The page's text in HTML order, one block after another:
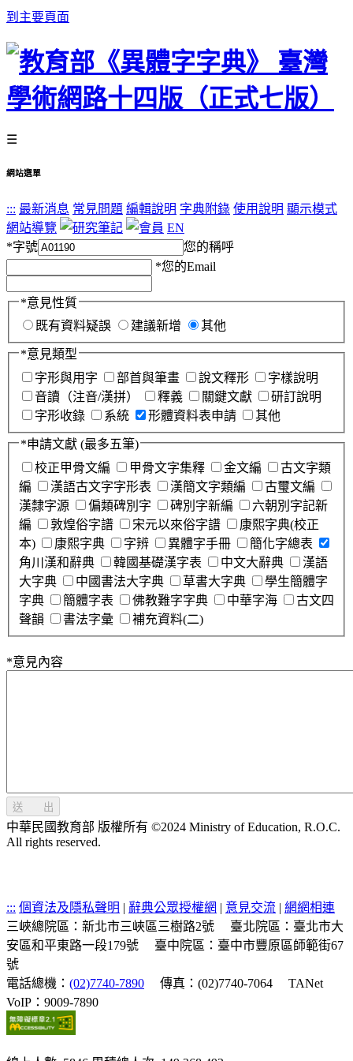
到主要頁面
☰
網站選單
::: 最新消息 常見問題 編輯說明 字典附錄 使用說明 顯示模式
網站導覽
EN
*字號
您的稱呼
*您的Email
*意見性質
既有資料疑誤
建議新增 其他
*意見類型
字形與用字
部首與筆畫 說文釋形
字樣說明
音讀（注音/漢拼）
釋義 關鍵文獻
研訂說明
字形收錄
系統 形體資料表申請 其他
*申請文獻 (最多五筆)
校正甲骨文編
甲骨文字集釋 金文編
古文字類
編
漢語古文字字形表 漢簡文字類編
古璽文編
漢隸字源
偏類碑別字 碑別字新編
六朝別字記新
編
敦煌俗字譜 宋元以來俗字譜
康熙字典(校正
本)
康熙字典 字辨 異體字手冊
簡化字總表
角川漢和辭典
韓國基礎漢字表 中文大辭典
漢語
大字典
中國書法大字典 草書大字典
學生簡體字
字典
簡體字表 佛教難字字典 中華字海
古文四
聲韻
書法字彙 補充資料(二)
*意見內容
送 出
中華民國教育部 版權所有 ©2024 Ministry of Education, R.O.C.
All rights reserved.
::: 個資法及隱私聲明 | 辭典公眾授權網 | 意見交流 | 網網相連
三峽總院區：新北市三峽區三樹路2號
臺北院區：臺北市大
安區和平東路一段179號
臺中院區：臺中市豐原區師範街67
號
電話總機： (02)7740-7890 傳真：(02)7740-7064
TANet
VoIP：9009-7890